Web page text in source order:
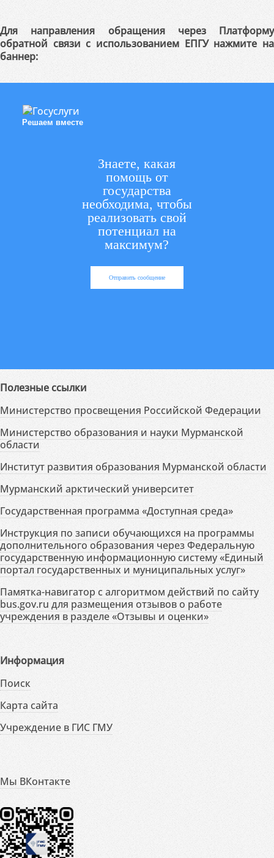
Для направления обращения через Платформу
обратной связи с использованием ЕПГУ нажмите на
баннер:
Решаем вместе
Знаете, какая
помощь от
государства
необходима, чтобы
реализовать свой
потенциал на
максимум?
Отправить сообщение
Полезные ссылки
Министерство просвещения Российской Федерации
Министерство образования и науки Мурманской
области
Институт развития образования Мурманской области
Мурманский арктический университет
Государственная программа «Доступная среда»
Инструкция по записи обучающихся на программы
дополнительного образования через Федеральную
государственную информационную систему «Единый
портал государственных и муниципальных услуг»
Памятка-навигатор с алгоритмом действий по сайту
bus.gov.ru для размещения отзывов о работе
учреждения в разделе «Отзывы и оценки»
Информация
Поиск
Карта сайта
Учреждение в ГИС ГМУ
Мы ВКонтакте